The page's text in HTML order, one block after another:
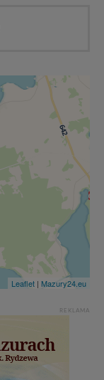
Leaflet | Mazury24.eu
REKLAMA